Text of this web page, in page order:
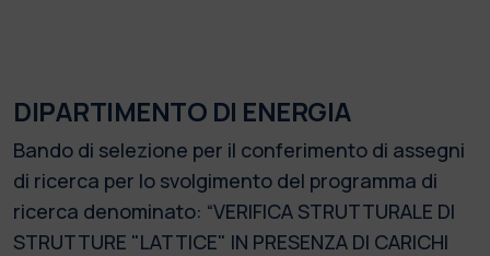
DIPARTIMENTO DI ENERGIA
Bando di selezione per il conferimento di assegni
di ricerca per lo svolgimento del programma di
ricerca denominato: “VERIFICA STRUTTURALE DI
STRUTTURE "LATTICE" IN PRESENZA DI CARICHI